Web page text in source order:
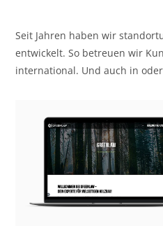
Seit Jahren haben wir
entwickelt. So betreuen wir
international. Und auch in